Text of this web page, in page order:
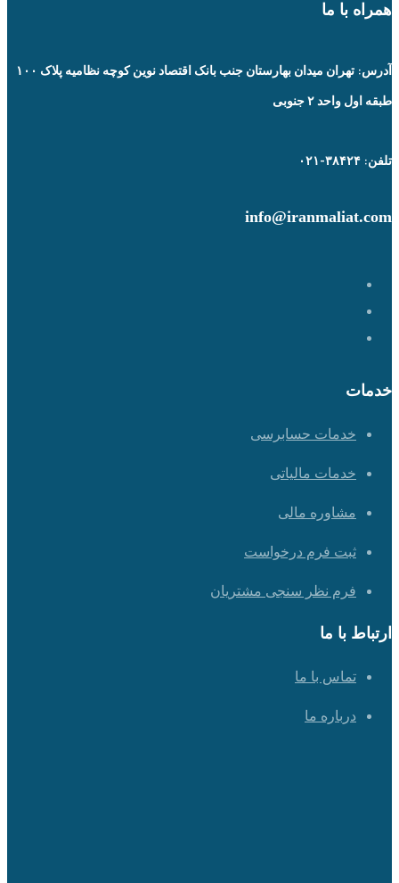
همراه با ما
آدرس: تهران میدان بهارستان جنب بانک اقتصاد نوین کوچه نظامیه پلاک ۱۰۰
طبقه اول واحد ۲ جنوبی
تلفن: ۳۸۴۲۴-۰۲۱
info@iranmaliat.com
خدمات
خدمات حسابرسی
خدمات مالیاتی
مشاوره مالی
ثبت فرم درخواست
فرم نظر سنجی مشتریان
ارتباط با ما
تماس با ما
درباره ما